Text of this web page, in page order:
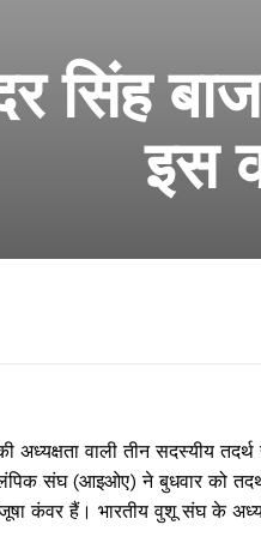
सिंह
इस
अध्यक्षता वाली तीन सदस्यीय
संघ (आइओए) ने बुधवार को तदर्थ
कंवर हैं। भारतीय वुशू संघ के